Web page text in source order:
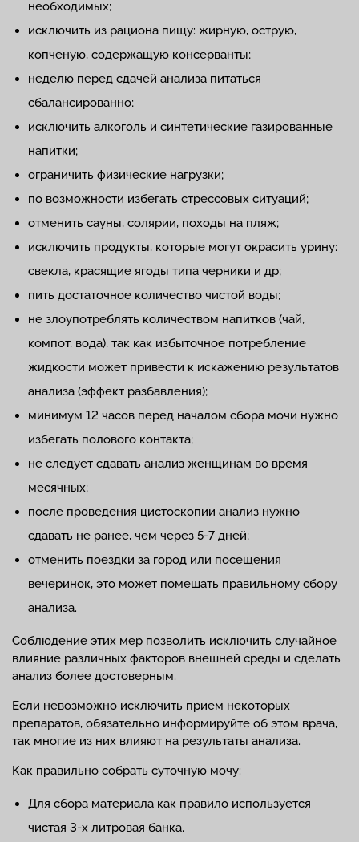
необходимых;
исключить из рациона пищу: жирную, острую,
копченую, содержащую консерванты;
неделю перед сдачей анализа питаться
сбалансированно;
исключить алкоголь и синтетические газированные
напитки;
ограничить физические нагрузки;
по возможности избегать стрессовых ситуаций;
отменить сауны, солярии, походы на пляж;
исключить продукты, которые могут окрасить урину:
свекла, красящие ягоды типа черники и др;
пить достаточное количество чистой воды;
не злоупотреблять количеством напитков (чай,
компот, вода), так как избыточное потребление
жидкости может привести к искажению результатов
анализа (эффект разбавления);
минимум 12 часов перед началом сбора мочи нужно
избегать полового контакта;
не следует сдавать анализ женщинам во время
месячных;
после проведения цистоскопии анализ нужно
сдавать не ранее, чем через 5-7 дней;
отменить поездки за город или посещения
вечеринок, это может помешать правильному сбору
анализа.
Соблюдение этих мер позволить исключить случайное
влияние различных факторов внешней среды и сделать
анализ более достоверным.
Если невозможно исключить прием некоторых
препаратов, обязательно информируйте об этом врача,
так многие из них влияют на результаты анализа.
Как правильно собрать суточную мочу:
Для сбора материала как правило используется
чистая 3-х литровая банка.